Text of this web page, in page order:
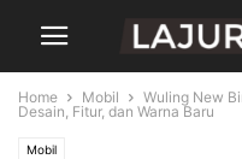
Home Mobil
Wuling New
Desain, Fitur, dan Warna Baru
Mobil